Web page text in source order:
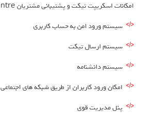
امکانات اسکریپت تیکت و پشتیبانی مشتریان Support Centre :
سیستم ورود امن به حساب کاربری
سیستم ارسال تیکت
سیستم دانشنامه
امکان ورود کاربران از طریق شبکه های اجتماعی
پنل مدیریت قوی